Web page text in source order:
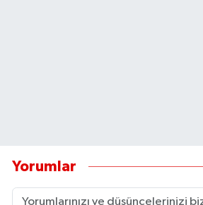
Yorumlar